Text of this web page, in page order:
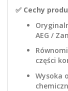
✅ Cechy
AEG /
części
Wysoka